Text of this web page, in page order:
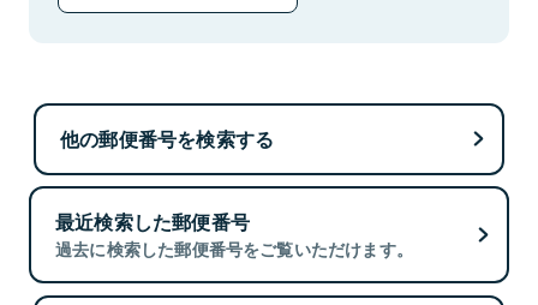
他の郵便番号を検索する
最近検索した郵便番号
過去に検索した郵便番号をご覧いただけます。